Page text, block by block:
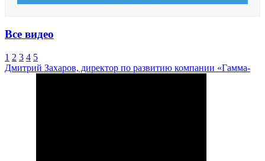
Все видео
1 2 3 4 5
Дмитрий Захаров, директор по развитию компании «Гамма-